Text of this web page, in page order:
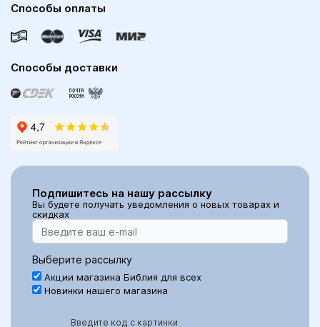
Способы оплаты
Способы доставки
Подпишитесь на нашу рассылку
Вы будете получать уведомления о новых товарах и
скидках
Выберите рассылку
Акции магазина Библия для всех
Новинки нашего магазина
Введите код с картинки